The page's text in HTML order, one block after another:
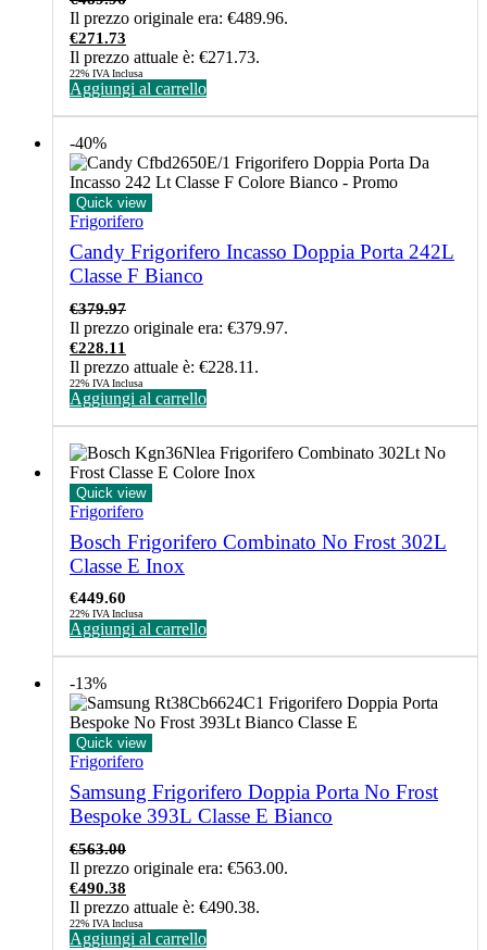
Il prezzo originale era: €489.96.
€271.73
Il prezzo attuale è: €271.73.
22% IVA Inclusa
Aggiungi al carrello
-40%
Quick view
Frigorifero
Candy Frigorifero Incasso Doppia Porta 242L
Classe F Bianco
€379.97
Il prezzo originale era: €379.97.
€228.11
Il prezzo attuale è: €228.11.
22% IVA Inclusa
Aggiungi al carrello
Quick view
Frigorifero
Bosch Frigorifero Combinato No Frost 302L
Classe E Inox
€449.60
22% IVA Inclusa
Aggiungi al carrello
-13%
Quick view
Frigorifero
Samsung Frigorifero Doppia Porta No Frost
Bespoke 393L Classe E Bianco
€563.00
Il prezzo originale era: €563.00.
€490.38
Il prezzo attuale è: €490.38.
22% IVA Inclusa
Aggiungi al carrello